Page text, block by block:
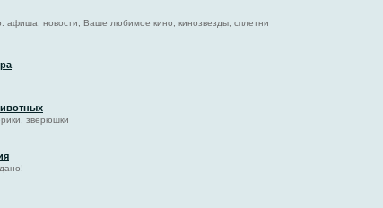
афиша, новости, Ваше любимое кино, кинозвезды, сплетни
зверюшки